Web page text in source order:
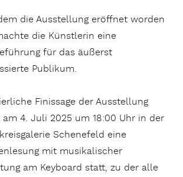
die Ausstellung eröffnet worden
die Künstlerin eine
für das äußerst
Publikum.
Finissage der Ausstellung
4. Juli 2025 um 18:00 Uhr in der
Schenefeld eine
mit musikalischer
am Keyboard statt, zu der alle